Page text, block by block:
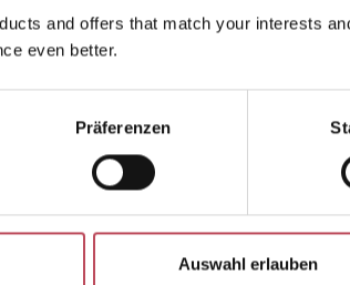
and offers that match your interests
even better.
Präferenzen
Auswahl erlauben
auchÄhnliche Produkte